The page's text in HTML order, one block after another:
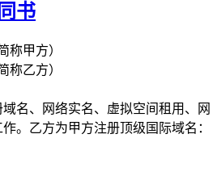
书
称甲方）
称乙方）
、网络实名、虚拟空间租用、网
。乙方为甲方注册顶级国际域名：